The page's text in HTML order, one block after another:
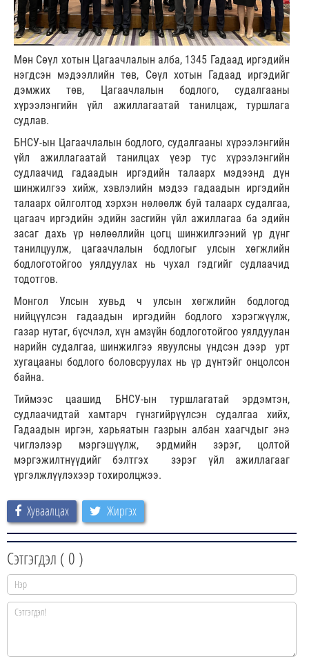
Мөн Сөүл хотын Цагаачлалын алба, 1345 Гадаад иргэдийн
нэгдсэн мэдээллийн төв, Сөүл хотын Гадаад иргэдийг
дэмжих төв, Цагаачлалын бодлого, судалгааны
хүрээлэнгийн үйл ажиллагаатай танилцаж, туршлага
судлав.
БНСУ-ын Цагаачлалын бодлого, судалгааны хүрээлэнгийн
үйл ажиллагаатай танилцах үеэр тус хүрээлэнгийн
судлаачид гадаадын иргэдийн талаарх мэдээнд дүн
шинжилгээ хийж, хэвлэлийн мэдээ гадаадын иргэдийн
талаарх ойлголтод хэрхэн нөлөөлж буй талаарх судалгаа,
цагаач иргэдийн эдийн засгийн үйл ажиллагаа ба эдийн
засаг дахь үр нөлөөллийн цогц шинжилгээний үр дүнг
танилцуулж, цагаачлалын бодлогыг улсын хөгжлийн
бодлоготойгоо уялдуулах нь чухал гэдгийг судлаачид
тодотгов.
Монгол Улсын хувьд ч улсын хөгжлийн бодлогод
нийцүүлсэн гадаадын иргэдийн бодлого хэрэгжүүлж,
газар нутаг, бүсчлэл, хүн амзүйн бодлоготойгоо уялдуулан
нарийн судалгаа, шинжилгээ явуулсны үндсэн дээр урт
хугацааны бодлого боловсруулах нь үр дүнтэйг онцолсон
байна.
Тиймээс цаашид БНСУ-ын туршлагатай эрдэмтэн,
судлаачидтай хамтарч гүнзгийрүүлсэн судалгаа хийх,
Гадаадын иргэн, харьяатын газрын албан хаагчдыг энэ
чиглэлээр мэргэшүүлж, эрдмийн зэрэг, цолтой
мэргэжилтнүүдийг бэлтгэх зэрэг үйл ажиллагааг
үргэлжлүүлэхээр тохиролцжээ.
Хуваалцах Жиргэх
Сэтгэгдэл ( 0 )